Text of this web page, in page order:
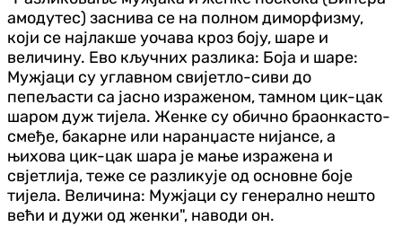
амодyтес) заснива се на полном диморфизму,
који се најлакше уочава кроз боју, шаре и
величину. Ево кључних разлика: Боја и шаре:
Мужјаци су углавном свијетло-сиви до
пепељасти са јасно израженом, тамном цик-цак
шаром дуж тијела. Женке су обично браонкасто-
смеђе, бакарне или наранџасте нијансе, а
њихова цик-цак шара је мање изражена и
свјетлија, теже се разликује од основне боје
тијела. Величина: Мужјаци су генерално нешто
већи и дужи од женки", наводи он.